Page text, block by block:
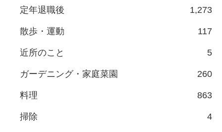
定年退職後 1,273
散歩・運動 117
近所のこと 5
ガーデニング・家庭菜園 260
料理 863
掃除 4